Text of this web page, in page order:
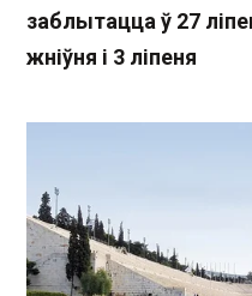
заблытацца ў 27
жніўня і 3 ліпеня